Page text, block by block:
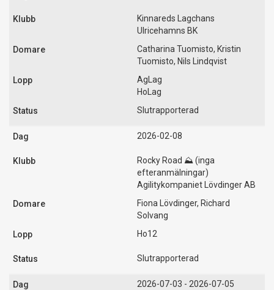
Kinnareds Lagchans
Ulricehamns BK
Catharina Tuomisto, Kristin
Tuomisto, Nils Lindqvist
AgLag
HoLag
Slutrapporterad
2026-02-08
Rocky Road ⛰️ (inga
efteranmälningar)
Agilitykompaniet Lövdinger AB
Fiona Lövdinger, Richard
Solvang
Ho12
Slutrapporterad
2026-07-03 - 2026-07-05